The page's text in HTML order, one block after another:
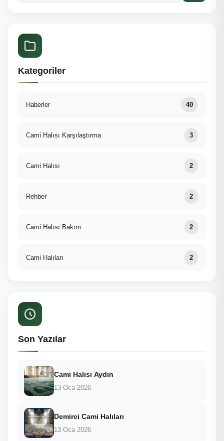
Kategoriler
Haberler 40
Cami Halısı Karşılaştırma 3
Cami Halısı 2
Rehber 2
Cami Halısı Bakım 2
Cami Halıları 2
Son Yazılar
Cami Halısı Aydın
13 Oca 2026
Demirci Cami Halıları
13 Oca 2026